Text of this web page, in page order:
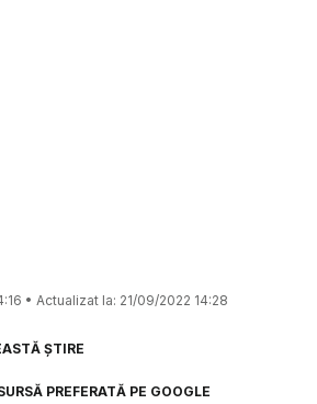
• Actualizat la: 21/09/2022 14:28
ȘTIRE
PREFERATĂ PE GOOGLE